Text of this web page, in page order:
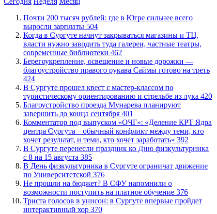
​Почти 200 тысяч рублей: где в Югре сильнее всего
выросли зарплаты 504
​Когда в Сургуте начнут закрываться магазины и ТЦ,
власти нужно заводить туда галереи, частные театры,
современные библиотеки 462
Берегоукрепление, освещение и новые дорожки —
благоустройство правого рукава Саймы готово на треть
424
В Сургуте прошел квест с мастер-классом по
туристическому ориентированию и стрельбе из лука 420
Благоустройство проезда Мунарева планируют
завершить до конца сентября 401
​Комментатор под выпуском «ОЧГ»: «Деление КРТ Ядра
центра Сургута – обычный конфликт между теми, кто
хочет результат, и теми, кто хочет заработать» 392
​В Сургуте перенесли праздник ко Дню физкультурника
с 8 на 15 августа 385
​В День физкультурника в Сургуте ограничат движение
по Университетской 376
Не прошли на бюджет? В СФУ напомнили о
возможности поступить на платное обучение 376
​Триста голосов в унисон: в Сургуте впервые пройдет
интерактивный хор 370